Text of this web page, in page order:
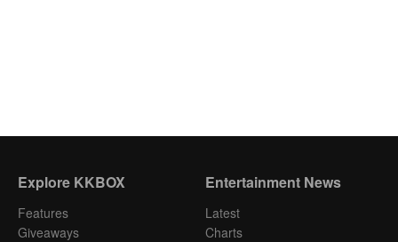
Explore KKBOX
Features
Giveaways
Entertainment News
Latest
Charts